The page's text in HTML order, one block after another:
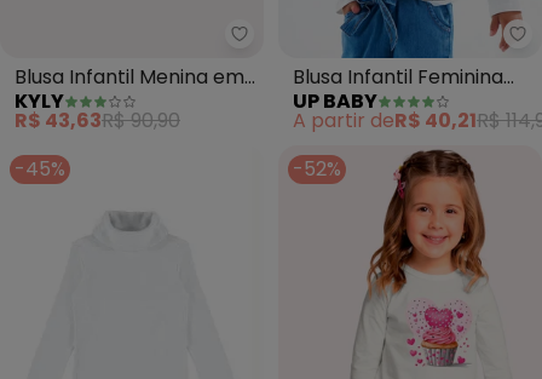
Kyly - Blusa Infantil Menina em
Blusa Infantil Menina em
Cotton (Branco)
KYLY
R$ 43,63R$ 90,90
Blusa Infantil Feminina
Ribana (Branco)
UP BABY
A partir deR$ 40,21R$
-45%
-52%